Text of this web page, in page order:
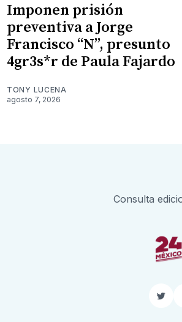
Imponen prisión
preventiva a Jorge
Francisco “N”, presunto
4gr3s*r de Paula Fajardo
TONY LUCENA
agosto 7, 2026
Consulta